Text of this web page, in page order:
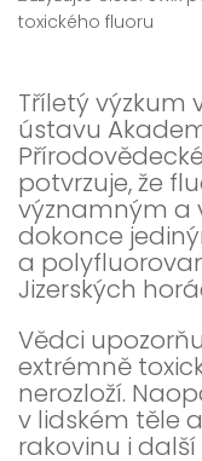
Tříletý výzkum
ústavu
potvrzuje, že
významným a
dokonce
a
Jizerských
Vědci
extrémně
nerozloží.
v lidském těle
rakovinu i